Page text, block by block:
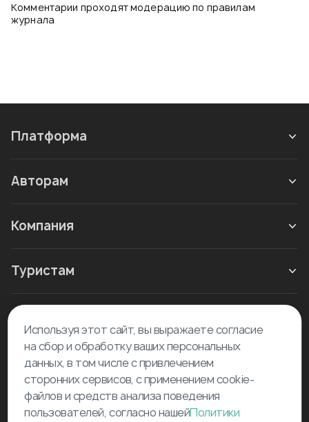
Комментарии проходят модерацию по правилам
журнала
Платформа
Авторам
Компания
Туристам
Новое в блоге
Используя этот сайт, вы выражаете согласие
на сбор и обработку ваших персональных
данных, в том числе с привлечением
сторонних сервисов, с применением cookie-
файлов и средств анализа поведения
пользователей, согласно нашейПолитики